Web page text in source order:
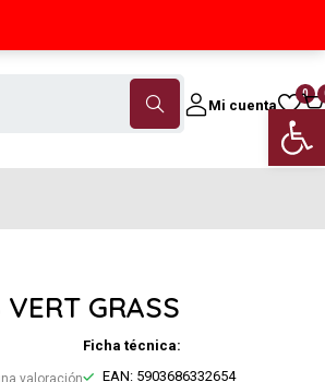
Abrir
Mi cuenta
0
GRASS
valoración
Ficha técnica:
EAN: 5903686332654